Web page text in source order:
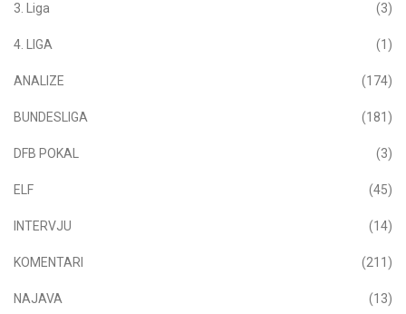
3. Liga (3)
4. LIGA (1)
ANALIZE (174)
BUNDESLIGA (181)
DFB POKAL (3)
ELF (45)
INTERVJU (14)
KOMENTARI (211)
NAJAVA (13)